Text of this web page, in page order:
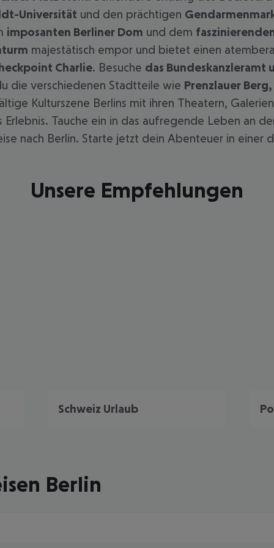
Universität und den prächtigen
imposanten Berliner Dom und dem
majestätisch empor und bietet einen
Charlie. Besuche das Bundeskanzleramt
die verschiedenen Stadtteile wie Prenzlauer
Kulturszene Berlins mit ihren Theatern,
Erlebnis. Tauche ein in das aufregende Leben an
nach Berlin. Starte jetzt dein Abenteuer in einer
Unsere Empfehlungen
Schweiz Urlaub
Berlin